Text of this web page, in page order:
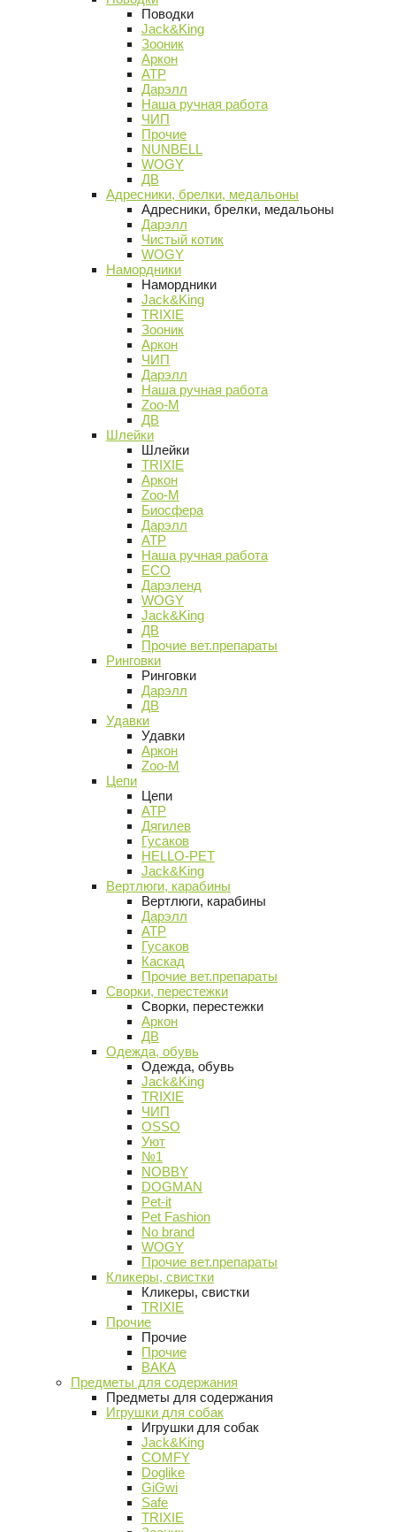
Поводки
Jack&King
Зооник
Аркон
АТР
Дарэлл
Наша ручная работа
ЧИП
Прочие
NUNBELL
WOGY
ДВ
Адресники, брелки, медальоны
Адресники, брелки, медальоны
Дарэлл
Чистый котик
WOGY
Намордники
Намордники
Jack&King
TRIXIE
Зооник
Аркон
ЧИП
Дарэлл
Наша ручная работа
Zoo-M
ДВ
Шлейки
Шлейки
TRIXIE
Аркон
Zoo-M
Биосфера
Дарэлл
АТР
Наша ручная работа
ECO
Дарэленд
WOGY
Jack&King
ДВ
Прочие вет.препараты
Ринговки
Ринговки
Дарэлл
ДВ
Удавки
Удавки
Аркон
Zoo-M
Цепи
Цепи
АТР
Дягилев
Гусаков
HELLO-PET
Jack&King
Вертлюги, карабины
Вертлюги, карабины
Дарэлл
АТР
Гусаков
Каскад
Прочие вет.препараты
Сворки, перестежки
Сворки, перестежки
Аркон
ДВ
Одежда, обувь
Одежда, обувь
Jack&King
TRIXIE
ЧИП
OSSO
Уют
№1
NOBBY
DOGMAN
Pet-it
Pet Fashion
No brand
WOGY
Прочие вет.препараты
Кликеры, свистки
Кликеры, свистки
TRIXIE
Прочие
Прочие
Прочие
ВАКА
Предметы для содержания
Предметы для содержания
Игрушки для собак
Игрушки для собак
Jack&King
COMFY
Doglike
GiGwi
Safe
TRIXIE